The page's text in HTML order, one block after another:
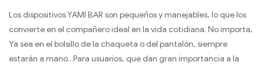
Los dispositivos YAMI BAR son pequeños y manejables, lo que los
convierte en el compañero ideal en la vida cotidiana. No importa,
Ya sea en el bolsillo de la chaqueta o del pantalón, siempre
estarán a mano.. Para usuarios, que dan gran importancia a la